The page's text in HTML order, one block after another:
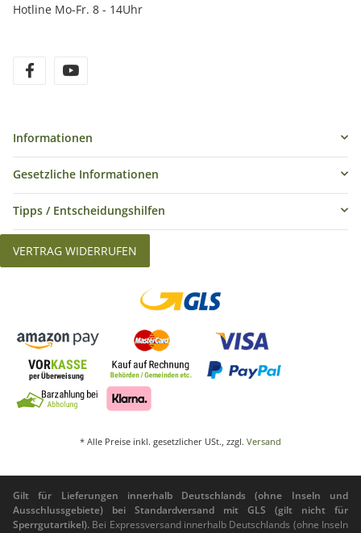
Hotline Mo-Fr. 8 - 14Uhr
Informationen
Gesetzliche Informationen
Tipps / Entscheidungshilfen
VERTRAG WIDERRUFEN
* Alle Preise inkl. gesetzlicher USt., zzgl. Versand
Gilt für Lieferungen innerhalb Deutschlands (ohne Inseln und
Ausschlussgebiete) bei Standardversand mit GLS (gilt nicht für
Sperrgutartikel). Bei Expressversand innerhalb Deutschlands (ohne Inseln